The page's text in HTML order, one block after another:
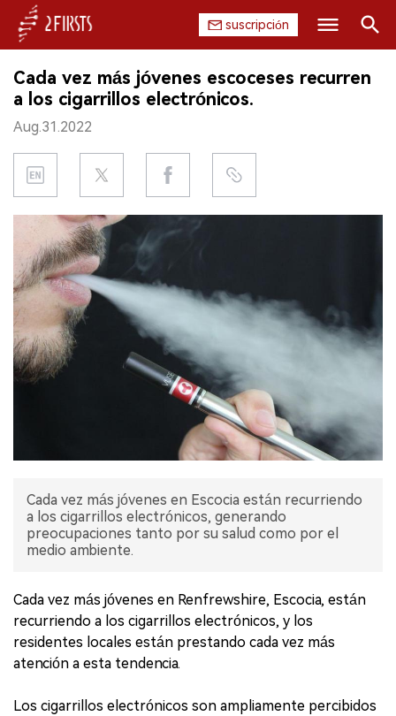
suscripción
INICIO
EMPRESA
PRODUCTO
REGULACIÓN
CHINA
DATOS
EXPOSICIÓN
ENTREVISTA
Buscar
Cada vez más jóvenes escoceses recurren
a los cigarrillos electrónicos.
Aug.31.2022
Cada vez más jóvenes en Escocia están recurriendo
a los cigarrillos electrónicos, generando
preocupaciones tanto por su salud como por el
medio ambiente.
Cada vez más jóvenes en Renfrewshire, Escocia, están
recurriendo a los cigarrillos electrónicos, y los
residentes locales están prestando cada vez más
atención a esta tendencia.
Los cigarrillos electrónicos son ampliamente percibidos